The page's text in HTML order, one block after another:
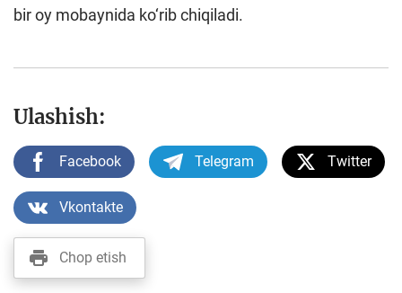
bir oy mobaynida ko‘rib chiqiladi.
Ulashish:
Facebook Telegram Twitter
Vkontakte
Chop etish